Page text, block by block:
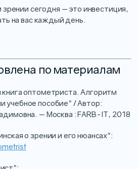
сегодня — это инвестиция,
на вас каждый день.
по материалам
книга оптометриста. Алгоритм
учебное пособие" / Автор:
— Москва : FARB-IT, 2018
о зрении и его нюансах":